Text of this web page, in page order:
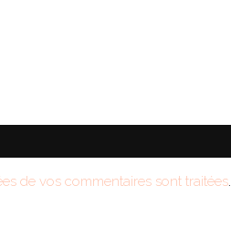
de vos commentaires sont traitées.